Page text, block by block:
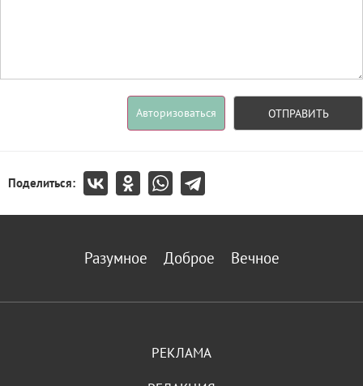
Авторизоваться ОТПРАВИТЬ
Поделиться:
Разумное Доброе Вечное
РЕКЛАМА